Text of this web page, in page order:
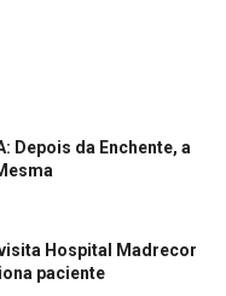
Depois da Enchente, a
Hospital Madrecor
paciente